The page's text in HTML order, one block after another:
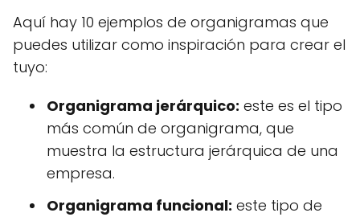
Aquí hay 10 ejemplos de organigramas que
puedes utilizar como inspiración para crear el
tuyo:
Organigrama jerárquico: este es el tipo
más común de organigrama, que
muestra la estructura jerárquica de una
empresa.
Organigrama funcional: este tipo de